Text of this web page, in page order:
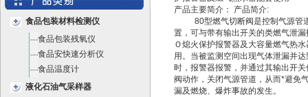
食品包装材料检测仪
食品包装残氧仪
食品安快速分析仪
食品温度计
液化石油气采样器
产品主要简介： 产品简介:
80型燃气切断阀是控制气源管
置，可与带有输出开关的类燃气泄漏
Ｏ熄火保护报警器及大容量燃气热水
用。当被监测空间出现气体泄漏并达
时，报警器报警，并通过其输出开
阀动作，关闭气源管道，从而*避免
漏及燃烧、爆炸事故的发生。